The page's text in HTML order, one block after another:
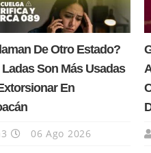
De Otro Estado?
Son Más Usadas
En
06 Ago 2026